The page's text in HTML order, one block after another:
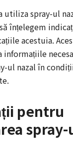
utiliza spray-ul
înțelegem
acestuia.
informațiile
ul nazal în
pentru